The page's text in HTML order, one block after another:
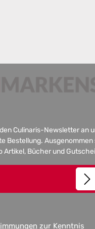
Culinaris-Newsletter an
Bestellung. Ausgenommen
Artikel, Bücher und
zur Kenntnis